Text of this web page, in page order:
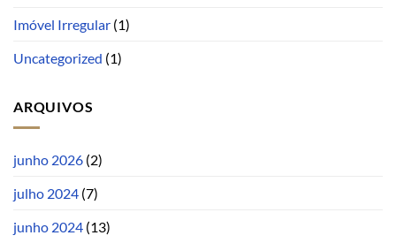
Imóvel Irregular (1)
Uncategorized (1)
ARQUIVOS
junho 2026 (2)
julho 2024 (7)
junho 2024 (13)